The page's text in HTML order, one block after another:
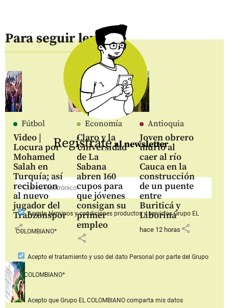
Para seguir leyendo
Fútbol
Video |
Locura por
Mohamed
Salah en
Turquía; así
recibieron
al nuevo
jugador del
Trabzonspor
share
Economía
Claro y la
Universidad
de La
Sabana
abren 160
cupos para
que jóvenes
consigan su
primer
empleo
share
Antioquia
Joven obrero
murió al
caer al río
Cauca en la
construcción
de un puente
entre
Buriticá y
Liborina
hace 12 horas share
Regístrateal newsletter
Aceptotérminos y condiciones productos y serviciosGrupo EL
COLOMBIANO*
Acepto el tratamiento y uso del dato Personal por parte del Grupo
EL COLOMBIANO*
Acepto que Grupo EL COLOMBIANOcomparta mis datos